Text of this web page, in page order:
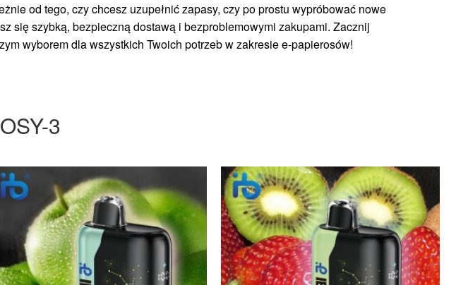
od tego, czy chcesz uzupełnić zapasy, czy po prostu wypróbować nowe
się szybką, bezpieczną dostawą i bezproblemowymi zakupami. Zacznij
wyborem dla wszystkich Twoich potrzeb w zakresie e-papierosów!
3